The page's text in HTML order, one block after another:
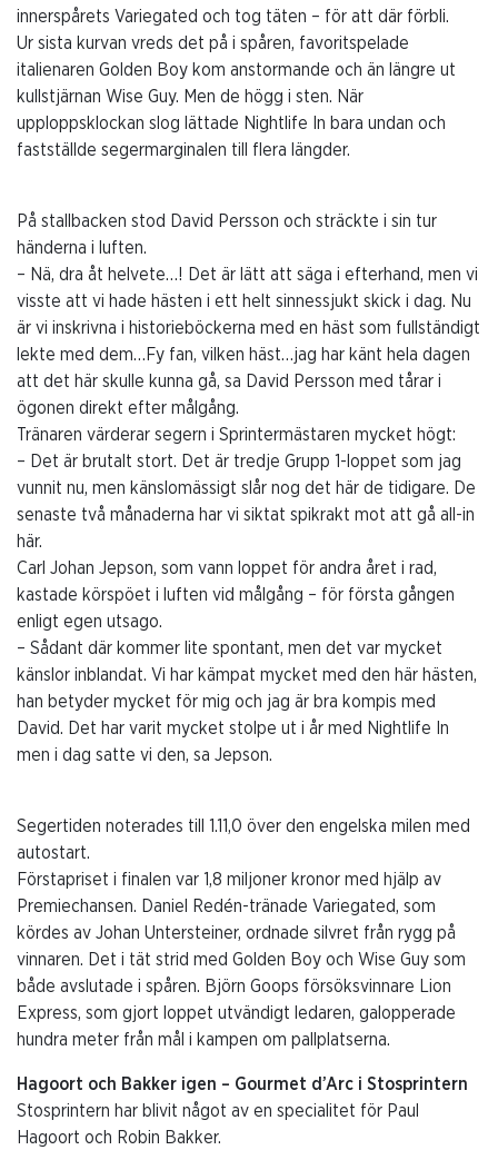
innerspårets Variegated och tog täten – för att där förbli.
Ur sista kurvan vreds det på i spåren, favoritspelade
italienaren Golden Boy kom anstormande och än längre ut
kullstjärnan Wise Guy. Men de högg i sten. När
upploppsklockan slog lättade Nightlife In bara undan och
fastställde segermarginalen till flera längder.
På stallbacken stod David Persson och sträckte i sin tur
händerna i luften.
– Nä, dra åt helvete…! Det är lätt att säga i efterhand, men vi
visste att vi hade hästen i ett helt sinnessjukt skick i dag. Nu
är vi inskrivna i historieböckerna med en häst som fullständigt
lekte med dem…Fy fan, vilken häst…jag har känt hela dagen
att det här skulle kunna gå, sa David Persson med tårar i
ögonen direkt efter målgång.
Tränaren värderar segern i Sprintermästaren mycket högt:
– Det är brutalt stort. Det är tredje Grupp 1-loppet som jag
vunnit nu, men känslomässigt slår nog det här de tidigare. De
senaste två månaderna har vi siktat spikrakt mot att gå all-in
här.
Carl Johan Jepson, som vann loppet för andra året i rad,
kastade körspöet i luften vid målgång – för första gången
enligt egen utsago.
– Sådant där kommer lite spontant, men det var mycket
känslor inblandat. Vi har kämpat mycket med den här hästen,
han betyder mycket för mig och jag är bra kompis med
David. Det har varit mycket stolpe ut i år med Nightlife In
men i dag satte vi den, sa Jepson.
Segertiden noterades till 1.11,0 över den engelska milen med
autostart.
Förstapriset i finalen var 1,8 miljoner kronor med hjälp av
Premiechansen. Daniel Redén-tränade Variegated, som
kördes av Johan Untersteiner, ordnade silvret från rygg på
vinnaren. Det i tät strid med Golden Boy och Wise Guy som
både avslutade i spåren. Björn Goops försöksvinnare Lion
Express, som gjort loppet utvändigt ledaren, galopperade
hundra meter från mål i kampen om pallplatserna.
Hagoort och Bakker igen – Gourmet d’Arc i Stosprintern
Stosprintern har blivit något av en specialitet för Paul
Hagoort och Robin Bakker.